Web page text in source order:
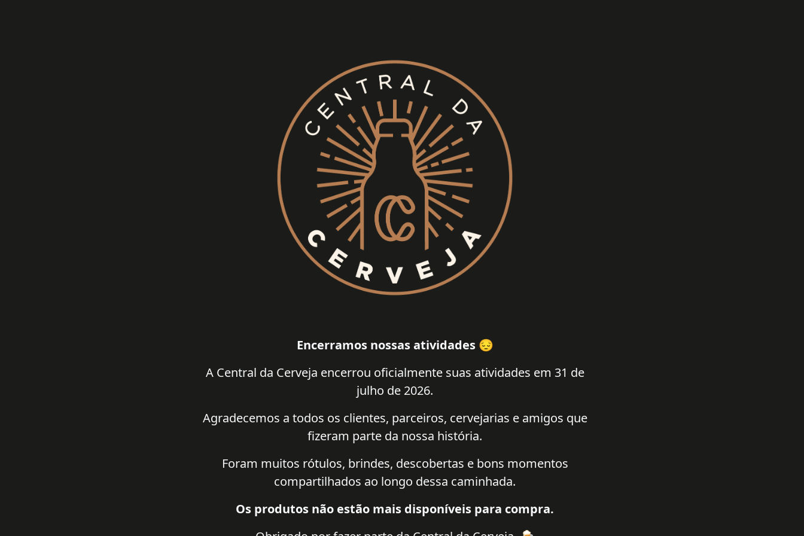
Encerramos nossas atividades 😔
A Central da Cerveja encerrou oficialmente suas atividades em 31 de
julho de 2026.
Agradecemos a todos os clientes, parceiros, cervejarias e amigos que
fizeram parte da nossa história.
Foram muitos rótulos, brindes, descobertas e bons momentos
compartilhados ao longo dessa caminhada.
Os produtos não estão mais disponíveis para compra.